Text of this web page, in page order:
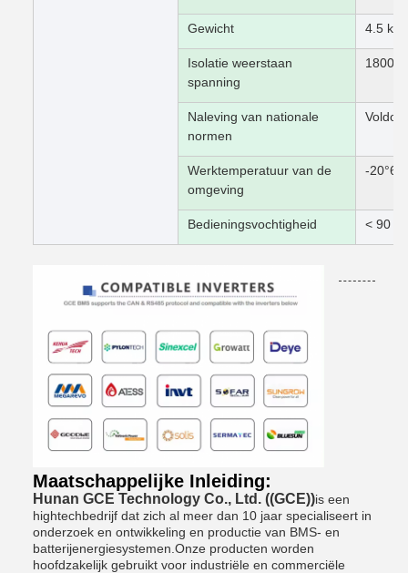
Gewicht 4.5 kg
Isolatie weerstaan
spanning
Naleving van nationale
normen
Werktemperatuur van de
omgeving
-
Bedieningsvochtigheid < 90
Maatschappelijke Inleiding:
Hunan GCE Technology Co., Ltd. ((GCE))is een
hightechbedrijf dat zich al meer dan 10 jaar specialiseert in
onderzoek en ontwikkeling en productie van BMS- en
batterijenergiesystemen.Onze producten worden
hoofdzakelijk gebruikt voor industriële en commerciële